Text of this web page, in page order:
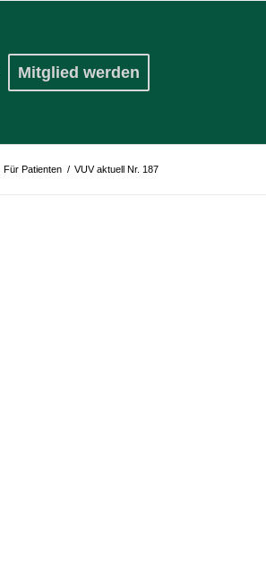
Mitglied werden
Für Patienten / VUV aktuell Nr. 187